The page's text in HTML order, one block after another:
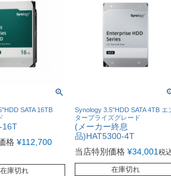
SATA 16TB
16T
格 ¥112,700
在庫切れ
Synology 3.5"HDD SATA 4TB エ
タープライズグレード
(メーカー終息
品)HAT5300-4T
当店特別価格 ¥34,001税
在庫切れ